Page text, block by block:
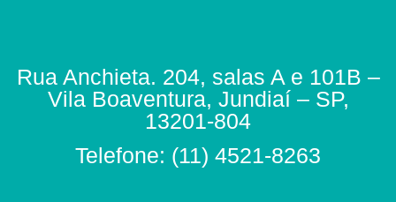
Rua Anchieta. 204, salas A e 101B –
Vila Boaventura, Jundiaí – SP,
13201-804
Telefone: (11) 4521-8263